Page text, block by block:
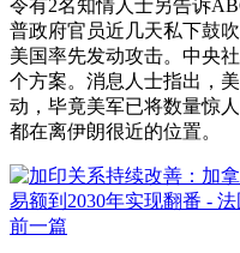
令有2名知情人士另告诉
普政府官员近几天私下鼓
美国率先发动攻击。中央
个方案。消息人士指出，
动，毕竟美军已将数量惊
都在离伊朗很近的位置。
前一篇